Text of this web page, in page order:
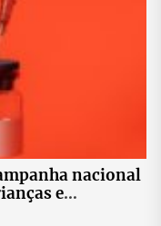
nacional
e